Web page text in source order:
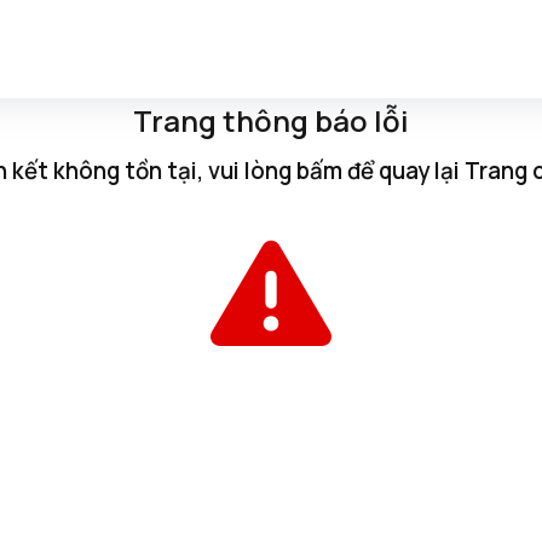
Trang thông báo lỗi
kết không tồn tại, vui lòng bấmđể quay lại Trang